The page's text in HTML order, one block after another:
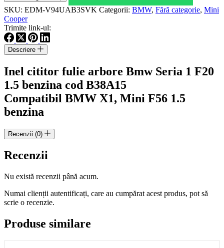
fulie
arbore
Bmw
Seria
1
F20
benzina
cod
B38A15
SKU: EDM-V94UAB3SVK Categorii: BMW, Fără categorie, Mini
Cooper
Trimite link-ul:
Descriere
Inel cititor fulie arbore Bmw Seria 1 F20
1.5 benzina cod B38A15
Compatibil BMW X1, Mini F56 1.5
benzina
Recenzii (0)
Recenzii
Nu există recenzii până acum.
Numai clienții autentificați, care au cumpărat acest produs, pot să
scrie o recenzie.
Produse similare